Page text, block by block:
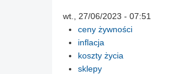
wt., 27/06/2023 - 07:51
ceny żywności
inflacja
koszty życia
sklepy